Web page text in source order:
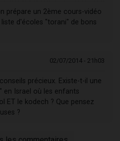
prépare un 2ème cours-vidéo
d'écoles "torani" de bons
02/07/2014 - 21h03
précieux. Existe-t-il une
en Israel où les enfants
ET le kodech ? Que pensez
?